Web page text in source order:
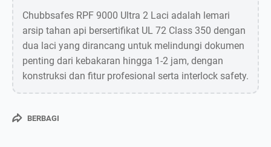
Chubbsafes RPF 9000 Ultra 2 Laci adalah lemari
arsip tahan api bersertifikat UL 72 Class 350 dengan
dua laci yang dirancang untuk melindungi dokumen
penting dari kebakaran hingga 1-2 jam, dengan
konstruksi dan fitur profesional serta interlock safety.
BERBAGI